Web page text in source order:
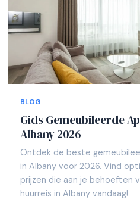
BLOG
Gids Gemeubileerde
Albany 2026
Ontdek de beste
in Albany voor 2026. Vind
prijzen die aan je behoeften
huurreis in Albany vandaag!